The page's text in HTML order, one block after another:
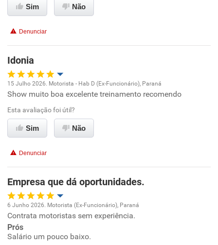
Conciliação com a vida familiar
Recomenda esta empresa
Não recomenda a diretoria
Sim Não
Denunciar
Idonia
Oportunidade de promoção
Ambiente de trabalho
Benefícios
Recomenda esta empresa
Recomenda a diretoria
15 Julho 2026. Motorista - Hab D (Ex-Funcionário), Paraná
Show muito boa excelente treinamento recomendo
Esta avaliação foi útil?
Sim Não
Denunciar
Empresa que dá oportunidades.
Oportunidade de promoção
Ambiente de trabalho
6 Junho 2026. Motorista (Ex-Funcionário), Paraná
Contrata motoristas sem experiência.
Prós
Salário um pouco baixo.